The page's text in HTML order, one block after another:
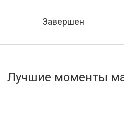
Активировать промокод
Завершен
Лучшие моменты